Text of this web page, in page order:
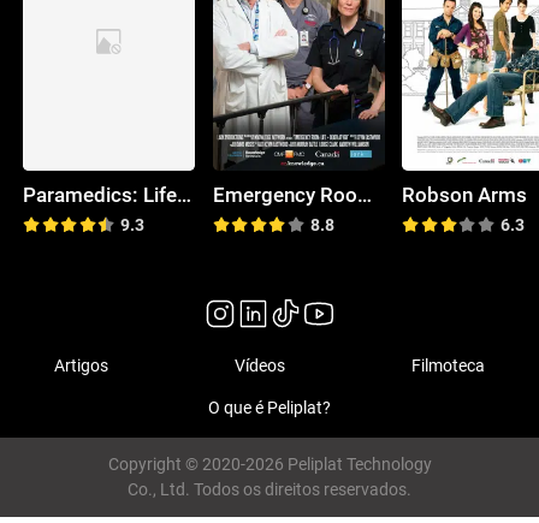
Paramedics: Life on the Line
9.3
Emergency Room: Life + Death at VGH
8.8
Robson Arms
6.3
Artigos Vídeos Filmoteca
O que é Peliplat?
Copyright © 2020-2026 Peliplat Technology
Co., Ltd. Todos os direitos reservados.